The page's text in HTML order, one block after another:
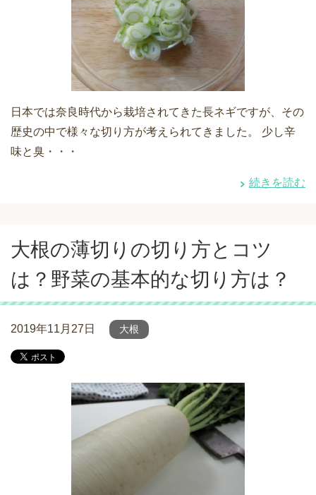
日本では奈良時代から栽培されてきた長ネギですが、その
歴史の中で様々な切り方が考えられてきました。 少し辛
味と臭・・・
続きを読む
大根の薄切りの切り方とコツ
は？野菜の基本的な切り方は？
2019年11月27日 大根